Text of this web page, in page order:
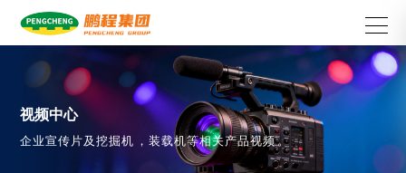
视频中心
企业宣传片及挖掘机，装载机等相关产品视频。